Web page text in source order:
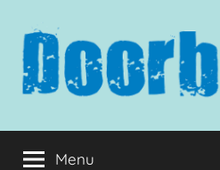
inhoud
springen
Doorbraak.eu
Menu